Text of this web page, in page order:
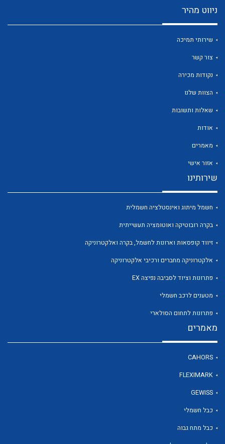
לכל מוצרי היצרן
לכל מוצרי היצרן
לכל מוצרי היצרן
ניווט מהיר
שירותי תמיכה
צור קשר
נקודות מכירה
הצוות שלנו
שאלות ותשובות
אודות
מאמרים
אזור אישי
שירותינו
חשמל מיתוג ואינסטלציה חשמלית
בקרה רובוטיקה ואוטומציה תעשייתית
זיווד קופסאות וארונות לחשמל, בקרה ואלקטרוניקה
אלקטרוניקה מחברים ורכיבי אלקטרוניקה
פתרונות וציוד לסביבה נפיצה EX
מטענים לרכב חשמלי
פתרונות לתחום הסולארי
מאמרים
CAHORS
FLEXIMARK
GEWISS
כבל חשמלי
כבל מתח גבוה